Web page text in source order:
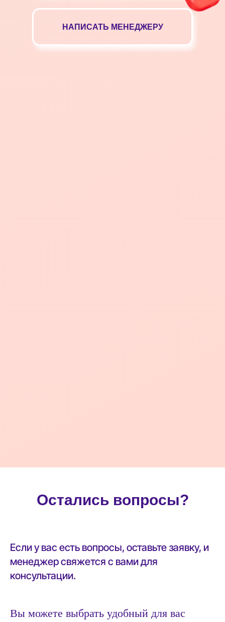
НАПИСАТЬ МЕНЕДЖЕРУ
Остались вопросы?
Если у вас есть вопросы, оставьте заявку, и
менеджер свяжется с вами для
консультации.
Вы можете выбрать удобный для вас